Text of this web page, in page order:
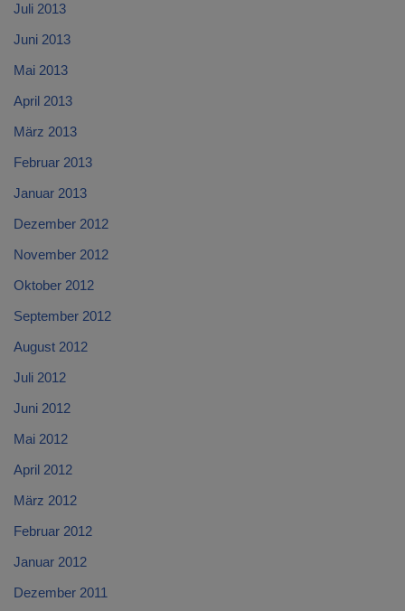
Juli 2013
Juni 2013
Mai 2013
April 2013
März 2013
Februar 2013
Januar 2013
Dezember 2012
November 2012
Oktober 2012
September 2012
August 2012
Juli 2012
Juni 2012
Mai 2012
April 2012
März 2012
Februar 2012
Januar 2012
Dezember 2011